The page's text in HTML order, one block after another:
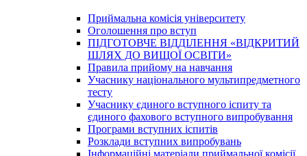
Приймальна комісія університету
Оголошення про вступ
ПІДГОТОВЧЕ ВІДДІЛЕННЯ «ВІДКРИТИЙ
ШЛЯХ ДО ВИЩОЇ ОСВІТИ»
Правила прийому на навчання
Учаснику національного мультипредметного
тесту
Учаснику єдиного вступного іспиту та
єдиного фахового вступного випробування
Програми вступних іспитів
Розклади вступних випробувань
Інформаційні матеріали приймальної комісії